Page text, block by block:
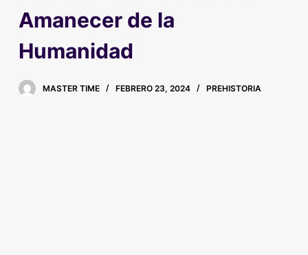
Amanecer de la
Humanidad
MASTER TIME FEBRERO 23, 2024 PREHISTORIA